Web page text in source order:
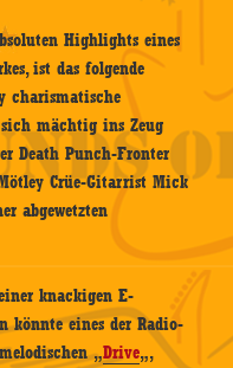
Highlights eines
ist das folgende
charismatische
mächtig ins Zeug
Death Punch-Fronter
Crüe-Gitarrist Mick
abgewetzten
knackigen E-
könnte eines der Radio-
„Drive„,